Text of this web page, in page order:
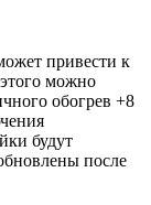
привести к
можно
обогрев +8
будут
после